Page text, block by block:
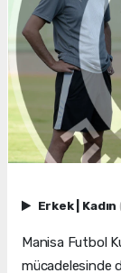
Erkek Kadın
Manisa Futbol
mücadelesinde